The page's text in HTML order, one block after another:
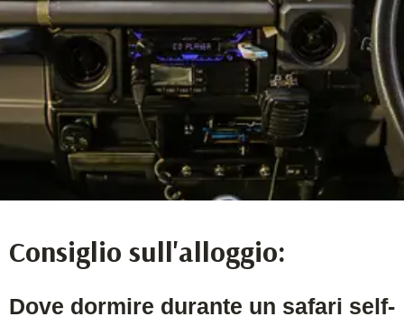
Consiglio sull'alloggio:
Dove dormire durante un safari self-